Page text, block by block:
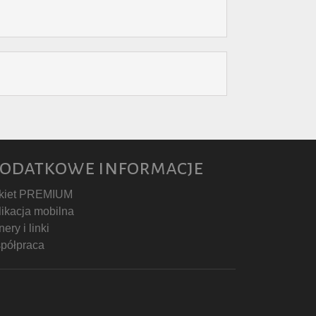
informacje
PREMIUM
mobilna
i linki